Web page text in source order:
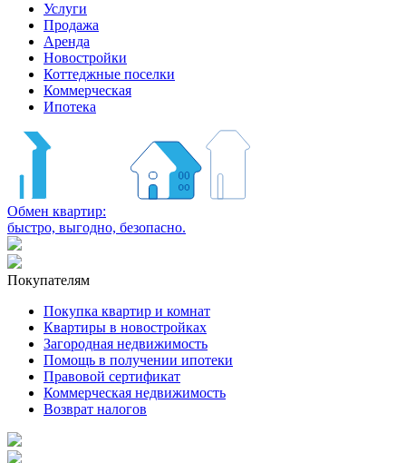
Услуги
Продажа
Аренда
Новостройки
Коттеджные поселки
Коммерческая
Ипотека
Обмен квартир:
быстро, выгодно, безопасно.
Покупателям
Покупка квартир и комнат
Квартиры в новостройках
Загородная недвижимость
Помощь в получении ипотеки
Правовой сертификат
Коммерческая недвижимость
Возврат налогов